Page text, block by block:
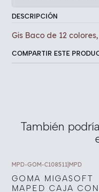
DESCRIPCIÓN
Gis Baco de 12
COMPARTIR ESTE
También
MPD-GOM-C108511 MPD
GOMA MIGASOFT
MAPED CAJA CON